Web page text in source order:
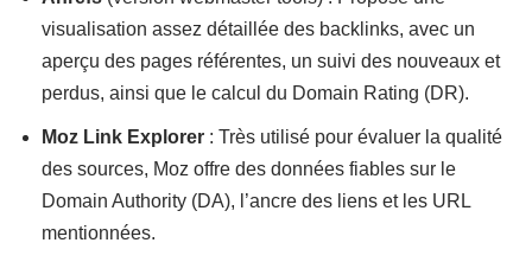
visualisation assez détaillée des backlinks, avec un
aperçu des pages référentes, un suivi des nouveaux et
perdus, ainsi que le calcul du Domain Rating (DR).
Moz Link Explorer : Très utilisé pour évaluer la qualité
des sources, Moz offre des données fiables sur le
Domain Authority (DA), l’ancre des liens et les URL
mentionnées.